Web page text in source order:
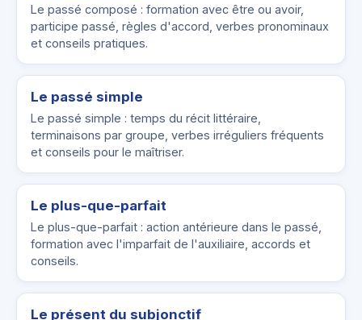
Le passé composé : formation avec être ou avoir,
participe passé, règles d'accord, verbes pronominaux
et conseils pratiques.
Le passé simple
Le passé simple : temps du récit littéraire,
terminaisons par groupe, verbes irréguliers fréquents
et conseils pour le maîtriser.
Le plus-que-parfait
Le plus-que-parfait : action antérieure dans le passé,
formation avec l'imparfait de l'auxiliaire, accords et
conseils.
Le présent du subjonctif